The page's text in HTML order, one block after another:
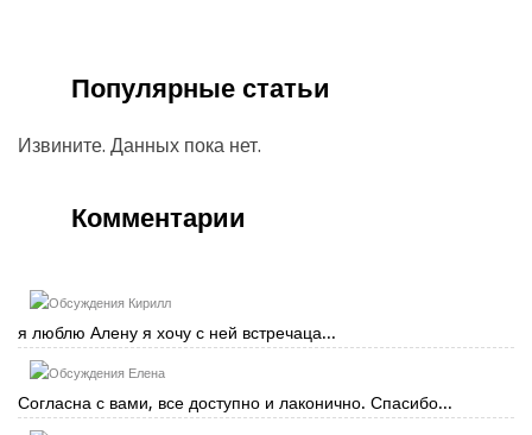
Популярные статьи
Извините. Данных пока нет.
Комментарии
Кирилл
я люблю Алену я хочу с ней встречаца...
Елена
Согласна с вами, все доступно и лаконично. Спасибо...